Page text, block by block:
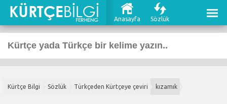
Anasayfa Sözlük
Kürtçe Bilgi Sözlük Türkçeden Kürtçeye çeviri kızamık